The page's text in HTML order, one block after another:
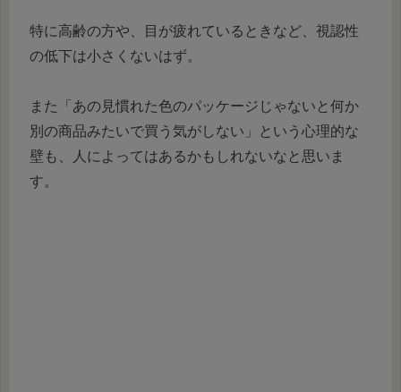
特に高齢の方や、目が疲れているときなど、視認性
の低下は小さくないはず。
また「あの見慣れた色のパッケージじゃないと何か
別の商品みたいで買う気がしない」という心理的な
壁も、人によってはあるかもしれないなと思いま
す。